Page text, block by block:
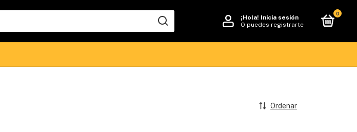
¡Hola! Inicia sesión
O puedes registrarte
0
Ordenar